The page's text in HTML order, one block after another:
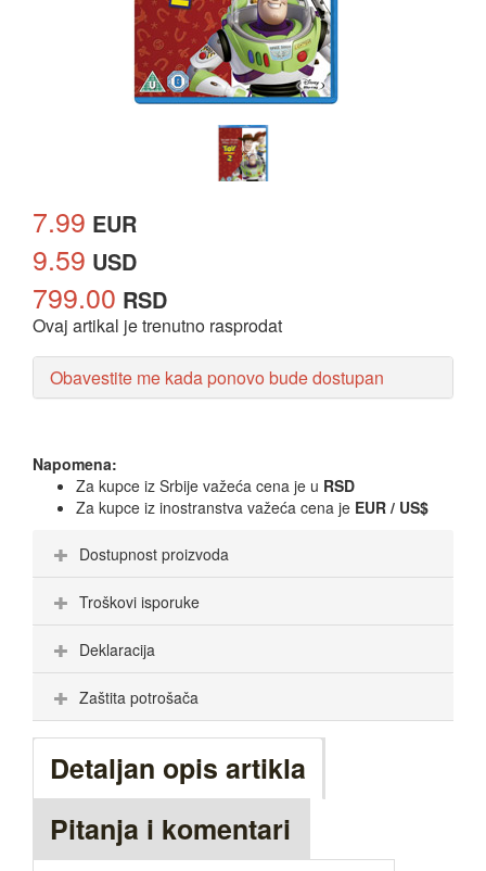
7.99 EUR
9.59 USD
799.00 RSD
Ovaj artikal je trenutno rasprodat
Obavestite me kada ponovo bude dostupan
Napomena:
Za kupce iz Srbije važeća cena je u RSD
Za kupce iz inostranstva važeća cena je EUR / US$
Dostupnost proizvoda
Troškovi isporuke
Deklaracija
Zaštita potrošača
Detaljan opis artikla
Pitanja i komentari